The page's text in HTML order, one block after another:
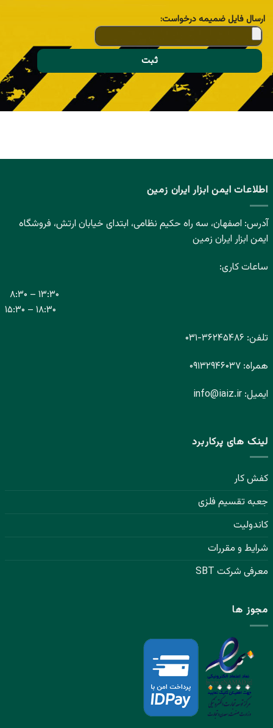
ارسال فایل ضمیمه درخواست:
اطلاعات ایمن ابزار ایران زمین
آدرس: اصفهان، سه راه حکیم نظامی، ابتدای خیابان ارتش، فروشگاه
ایمن ابزار ایران زمین
ساعات کاری:
۸:۳۰ – ۱۳:۳۰
۱۵:۳۰ – ۱۸:۳۰
تلفن: ۳۶۲۴۵۴۸۶- ۰۳۱
همراه: ۰۹۱۳۲۹۴۶۰۳۷
ایمیل: info@iaiz.ir
لینک های پرکاربرد
کفش کار
جعبه تقسیم فلزی
کاندولیت
شرایط و مقررات
معرفی شرکت SBT
مجوز ها